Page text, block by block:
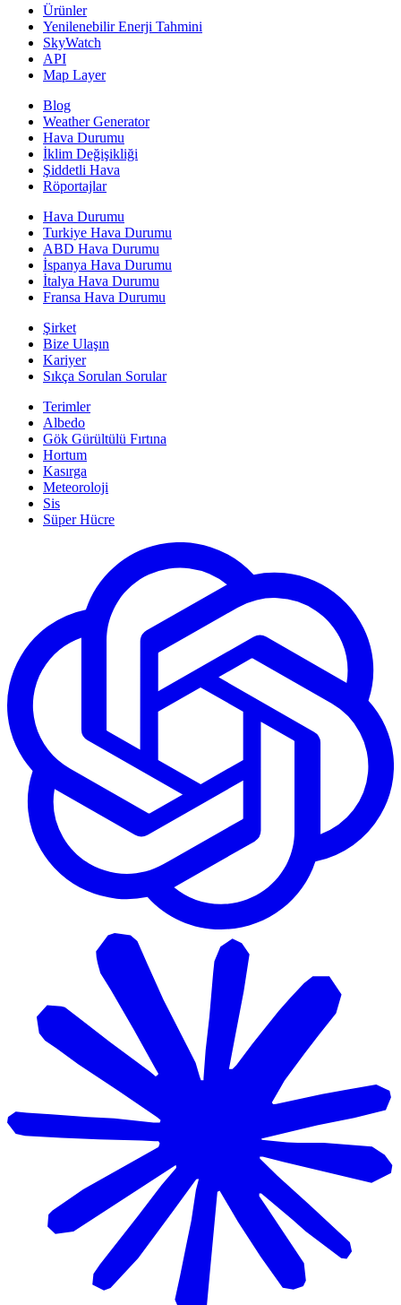
Ürünler
Yenilenebilir Enerji Tahmini
SkyWatch
API
Map Layer
Blog
Weather Generator
Hava Durumu
İklim Değişikliği
Şiddetli Hava
Röportajlar
Hava Durumu
Turkiye Hava Durumu
ABD Hava Durumu
İspanya Hava Durumu
İtalya Hava Durumu
Fransa Hava Durumu
Şirket
Bize Ulaşın
Kariyer
Sıkça Sorulan Sorular
Terimler
Albedo
Gök Gürültülü Fırtına
Hortum
Kasırga
Meteoroloji
Sis
Süper Hücre